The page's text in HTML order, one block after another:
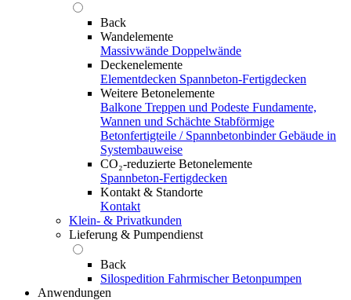
Back
Wandelemente
Massivwände Doppelwände
Deckenelemente
Elementdecken Spannbeton-Fertigdecken
Weitere Betonelemente
Balkone Treppen und Podeste Fundamente,
Wannen und Schächte Stabförmige
Betonfertigteile / Spannbetonbinder Gebäude in
Systembauweise
CO₂-reduzierte Betonelemente
Spannbeton-Fertigdecken
Kontakt & Standorte
Kontakt
Klein- & Privatkunden
Lieferung & Pumpendienst
Back
Silospedition Fahrmischer Betonpumpen
Anwendungen